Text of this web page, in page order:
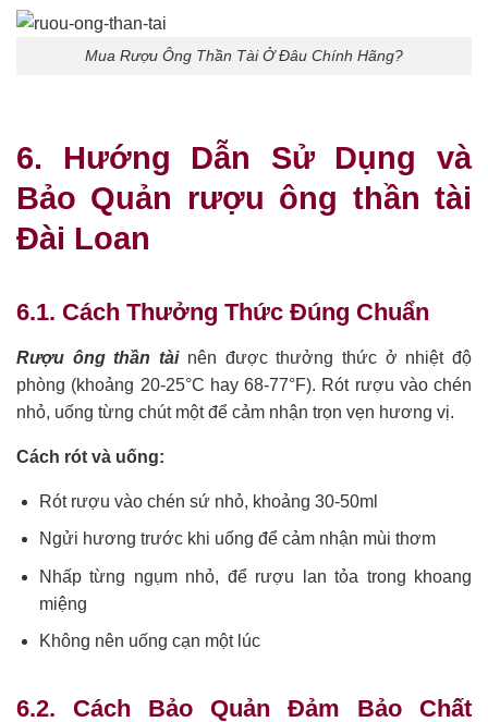
Mua Rượu Ông Thần Tài Ở Đâu Chính Hãng?
6. Hướng Dẫn Sử Dụng và
Bảo Quản rượu ông thần tài
Đài Loan
6.1. Cách Thưởng Thức Đúng Chuẩn
Rượu ông thần tàinên được thưởng thức ở nhiệt độ
phòng (khoảng 20-25°C hay 68-77°F). Rót rượu vào chén
nhỏ, uống từng chút một để cảm nhận trọn vẹn hương vị.
Cách rót và uống:
Rót rượu vào chén sứ nhỏ, khoảng 30-50ml
Ngửi hương trước khi uống để cảm nhận mùi thơm
Nhấp từng ngụm nhỏ, để rượu lan tỏa trong khoang
miệng
Không nên uống cạn một lúc
6.2. Cách Bảo Quản Đảm Bảo Chất